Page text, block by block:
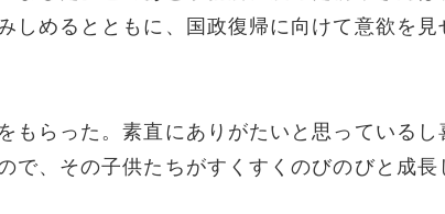
しめるとともに、国政復帰に向けて意欲を見
もらった。素直にありがたいと思っている
で、その子供たちがすくすくのびのびと成長